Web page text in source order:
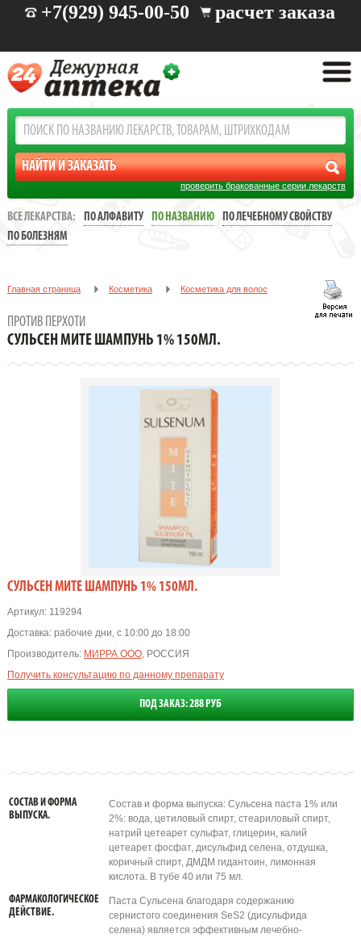
+7(929) 945-00-50 расчет заказа
проверить бракованные серии лекарств
ВСЕ ЛЕКАРСТВА: ПО АЛФАВИТУ ПО НАЗВАНИЮ
ПО ЛЕЧЕБНОМУ СВОЙСТВУ
ПО БОЛЕЗНЯМ
Главная страница Косметика Косметика для волос
ПРОТИВ ПЕРХОТИ
СУЛЬСЕН МИТЕ ШАМПУНЬ 1% 150МЛ.
СУЛЬСЕН МИТЕ ШАМПУНЬ 1% 150МЛ.
Артикул:119294
Доставка: рабочие дни, с 10:00 до 18:00
Производитель: МИРРА ООО, РОССИЯ
Получить консультацию по данному препарату
ПОД ЗАКАЗ: 288 РУБ
СОСТАВ И ФОРМА
ВЫПУСКА.
Состав и форма выпуска: Сульсена паста 1% или
2%: вода, цетиловый спирт, стеариловый спирт,
натрий цетеарет сульфат, глицерин, калий
цетеарет фосфат, дисульфид селена, отдушка,
коричный спирт, ДМДМ гидантоин, лимонная
кислота. В тубе 40 или 75 мл.
ФАРМАКОЛОГИЧЕСКОЕ
ДЕЙСТВИЕ.
Паста Сульсена благодаря содержанию
сернистого соединения SeS2 (дисульфида
селена) является эффективным лечебно-